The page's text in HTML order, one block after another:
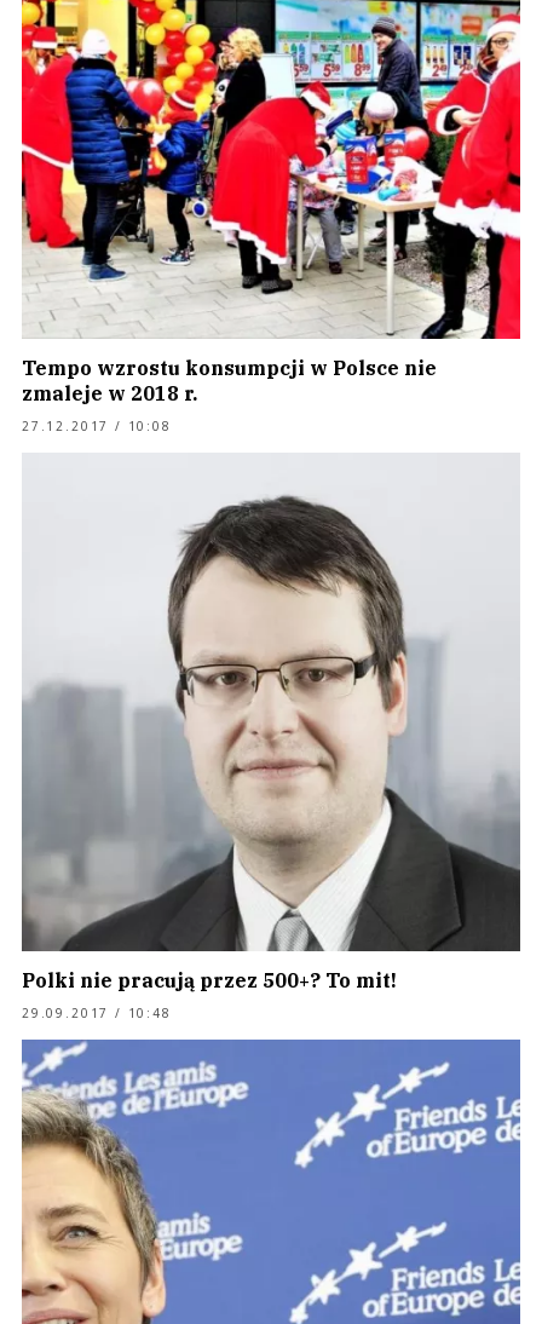
Tempo wzrostu konsumpcji w Polsce nie
zmaleje w 2018 r.
27.12.2017 / 10:08
Polki nie pracują przez 500+? To mit!
29.09.2017 / 10:48